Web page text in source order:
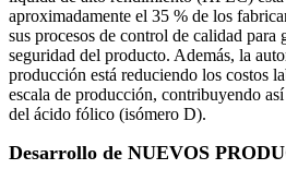
aproximadamente el 35 % de los
sus procesos de control de calidad para
seguridad del producto. Además, la
producción está reduciendo los costos
escala de producción, contribuyendo
del ácido fólico (isómero D).
Desarrollo de NUEVOS